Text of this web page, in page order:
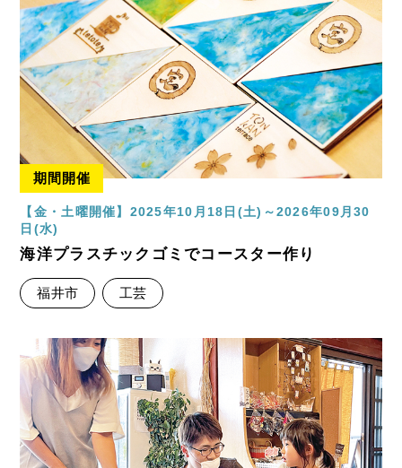
期間開催
【金・土曜開催】2025年10月18日(土)～2026年09月30
日(水)
海洋プラスチックゴミでコースター作り
福井市 工芸